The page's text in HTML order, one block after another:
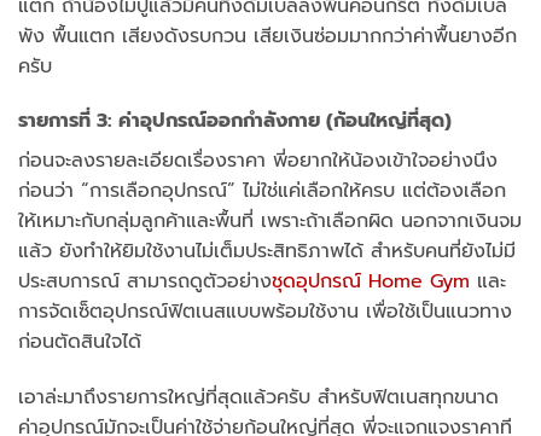
พัง พื้นแตก เสียงดังรบกวน เสียเงินซ่อมมากกว่าค่าพื้นยางอีก
ครับ
รายการที่ 3: ค่าอุปกรณ์ออกกำลังกาย (ก้อนใหญ่ที่สุด)
ก่อนจะลงรายละเอียดเรื่องราคา พี่อยากให้น้องเข้าใจอย่างนึง
ก่อนว่า “การเลือกอุปกรณ์” ไม่ใช่แค่เลือกให้ครบ แต่ต้องเลือก
ให้เหมาะกับกลุ่มลูกค้าและพื้นที่ เพราะถ้าเลือกผิด นอกจากเงินจม
แล้ว ยังทำให้ยิมใช้งานไม่เต็มประสิทธิภาพได้ สำหรับคนที่ยังไม่มี
ประสบการณ์ สามารถดูตัวอย่างชุดอุปกรณ์ Home Gym และ
การจัดเซ็ตอุปกรณ์ฟิตเนสแบบพร้อมใช้งาน เพื่อใช้เป็นแนวทาง
ก่อนตัดสินใจได้
เอาล่ะมาถึงรายการใหญ่ที่สุดแล้วครับ สำหรับฟิตเนสทุกขนาด
ค่าอุปกรณ์มักจะเป็นค่าใช้จ่ายก้อนใหญ่ที่สุด พี่จะแจกแจงราคาที